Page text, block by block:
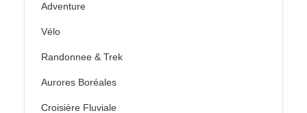
Adventure
Vélo
Randonnee & Trek
Aurores Boréales
Croisière Fluviale